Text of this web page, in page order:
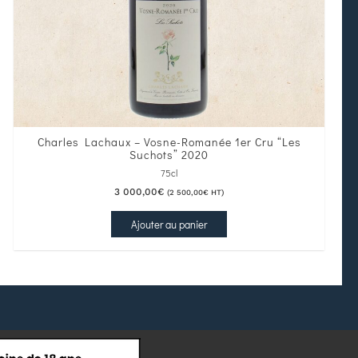
Charles Lachaux – Vosne-Romanée 1er Cru “Les
Suchots” 2020
75cl
3 000,00€ (2 500,00€ HT)
Ajouter au panier